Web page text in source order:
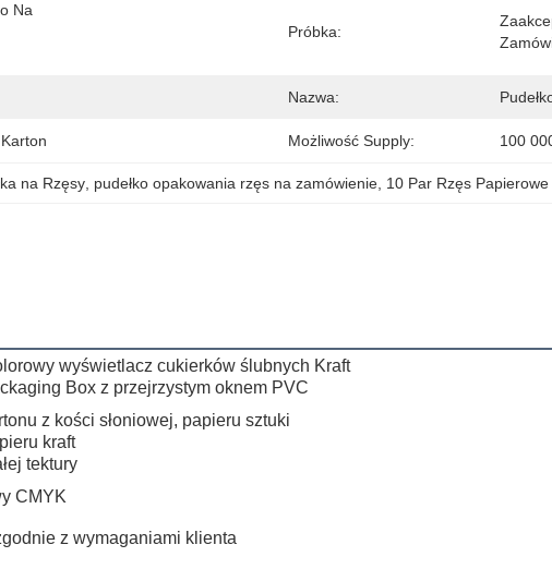
Na
Próbka:
Nazwa:
Możliwość Supply: 100
na Rzęsy pudełko opakowania rzęs na zamówienie 10 Par Rzęs Papierowe
wyświetlacz cukierków ślubnych Kraft
Box z przejrzystym oknem PVC
z kości słoniowej, papieru sztuki
kraft
tektury
CMYK
z wymaganiami klienta